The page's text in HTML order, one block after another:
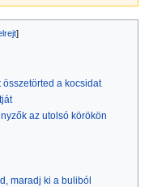
a kocsidat
az utolsó körökön
maradj ki a buliból